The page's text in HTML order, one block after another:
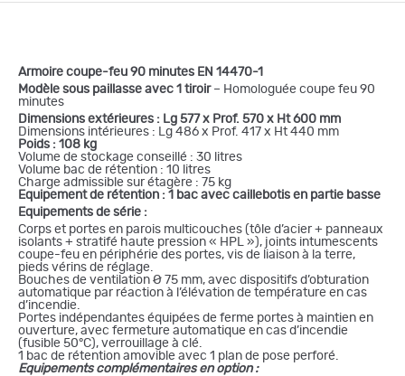
Armoire coupe-feu 90 minutes EN 14470-1
Modèle sous paillasse avec 1 tiroir– Homologuée coupe feu 90
minutes
Dimensions extérieures : Lg 577 x Prof. 570 x Ht 600 mm
Dimensions intérieures : Lg 486 x Prof. 417 x Ht 440 mm
Poids : 108 kg
Volume de stockage conseillé : 30 litres
Volume bac de rétention : 10 litres
Charge admissible sur étagère : 75 kg
Equipement de rétention : 1 bac avec caillebotis en partie basse
Equipements de série :
Corps et portes en parois multicouches (tôle d’acier + panneaux
isolants + stratifé haute pression « HPL »), joints intumescents
coupe-feu en périphérie des portes, vis de liaison à la terre,
pieds vérins de réglage.
Bouches de ventilation Ø 75 mm, avec dispositifs d’obturation
automatique par réaction à l’élévation de température en cas
d’incendie.
Portes indépendantes équipées de ferme portes à maintien en
ouverture, avec fermeture automatique en cas d’incendie
(fusible 50°C), verrouillage à clé.
1 bac de rétention amovible avec 1 plan de pose perforé.
Equipements complémentaires en option :